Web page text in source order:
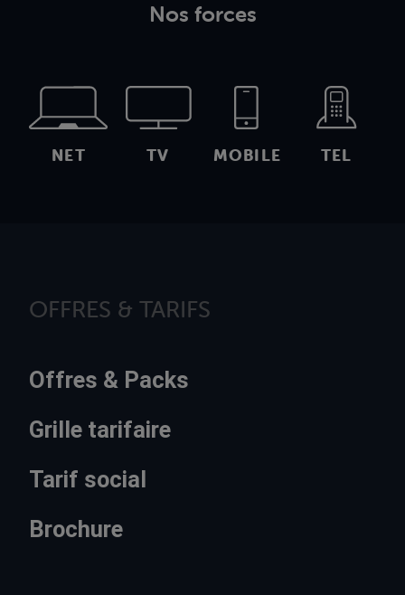
Nos forces
NET TV MOBILE TEL
OFFRES & TARIFS
Offres & Packs
Grille tarifaire
Tarif social
Brochure